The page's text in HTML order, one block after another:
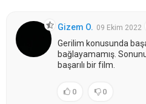
Gizem O. 09 Ekim 2022
Gerilim konusunda
bağlayamamış.
başarılı bir film.
0 0